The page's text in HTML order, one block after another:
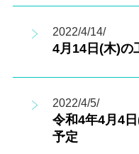
2022/4/14/
4月14日(木)の
2022/4/5/
令和4年4月4
予定